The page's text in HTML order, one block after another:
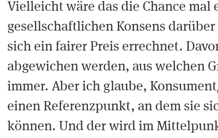
Vielleicht wäre das die Chance mal
gesellschaftlichen Konsens
sich ein fairer Preis errechnet.
abgewichen werden, aus welchen
immer. Aber ich glaube,
einen Referenzpunkt, an dem sie
können. Und der wird im